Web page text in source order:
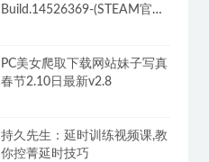
Build.14526369-(STEAM官中
PC美女爬取下载网站妹子写真
春节2.10日最新v2.8
持久先生：延时训练视频课,教
你控菁延时技巧